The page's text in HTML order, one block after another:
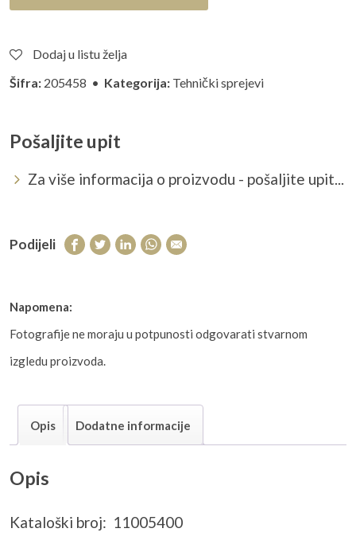
Dodaj u listu želja
Šifra: 205458 • Kategorija: Tehnički sprejevi
Pošaljite upit
Za više informacija o proizvodu - pošaljite upit...
Podijeli
Napomena:
Fotografije ne moraju u potpunosti odgovarati stvarnom
izgledu proizvoda.
Opis Dodatne informacije
Opis
Kataloški broj: 11005400